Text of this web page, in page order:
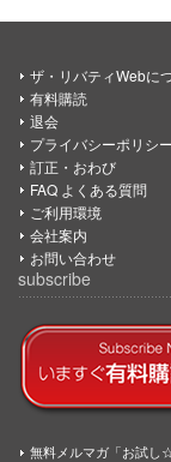
ザ・リバティWebに
有料購読
退会
プライバシーポリシー
訂正・おわび
FAQ よくある質問
ご利用環境
会社案内
お問い合わせ
subscribe
無料メルマガ「お試し